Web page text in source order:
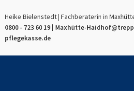
Heike Bielenstedt | Fachberaterin in
0800 - 723 60 19 | Maxhütte-Haidhof
pflegekasse.de